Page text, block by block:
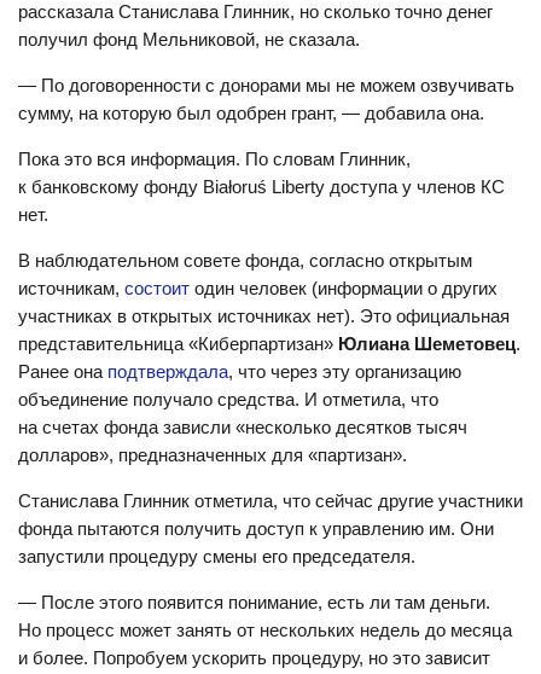
рассказала Станислава Глинник, но сколько точно денег
получил фонд Мельниковой, не сказала.
— По договоренности с донорами мы не можем озвучивать
сумму, на которую был одобрен грант, — добавила она.
Пока это вся информация. По словам Глинник,
к банковскому фонду Białoruś Liberty доступа у членов КС
нет.
В наблюдательном совете фонда, согласно открытым
источникам, состоит один человек (информации о других
участниках в открытых источниках нет). Это официальная
представительница «Киберпартизан» Юлиана Шеметовец.
Ранее она подтверждала, что через эту организацию
объединение получало средства. И отметила, что
на счетах фонда зависли «несколько десятков тысяч
долларов», предназначенных для «партизан».
Станислава Глинник отметила, что сейчас другие участники
фонда пытаются получить доступ к управлению им. Они
запустили процедуру смены его председателя.
— После этого появится понимание, есть ли там деньги.
Но процесс может занять от нескольких недель до месяца
и более. Попробуем ускорить процедуру, но это зависит